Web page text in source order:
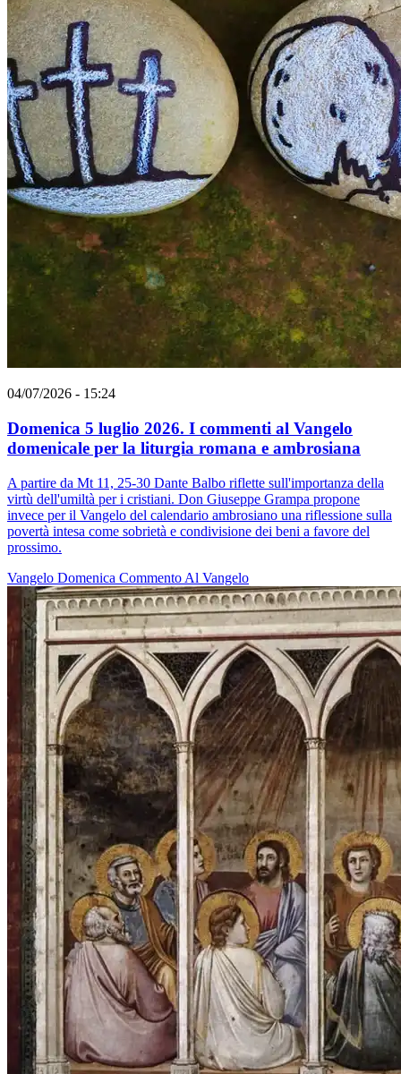
04/07/2026 - 15:24
Domenica 5 luglio 2026. I commenti al Vangelo
domenicale per la liturgia romana e ambrosiana
A partire da Mt 11, 25-30 Dante Balbo riflette sull'importanza della
virtù dell'umiltà per i cristiani. Don Giuseppe Grampa propone
invece per il Vangelo del calendario ambrosiano una riflessione sulla
povertà intesa come sobrietà e condivisione dei beni a favore del
prossimo.
Vangelo Domenica Commento Al Vangelo